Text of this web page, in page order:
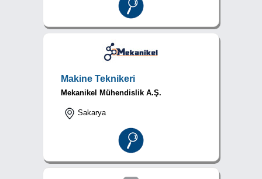
Makine Teknikeri
Mekanikel Mühendislik A.Ş.
Sakarya